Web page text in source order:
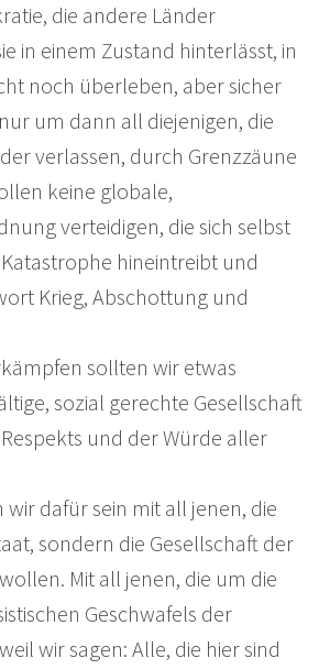
die andere Länder
in einem Zustand hinterlässt, in
noch überleben, aber sicher
um dann all diejenigen, die
verlassen, durch Grenzzäune
keine globale,
verteidigen, die sich selbst
hineintreibt und
Krieg, Abschottung und
sollten wir etwas
sozial gerechte Gesellschaft
und der Würde aller
dafür sein mit all jenen, die
sondern die Gesellschaft der
Mit all jenen, die um die
Geschwafels der
wir sagen: Alle, die hier sind